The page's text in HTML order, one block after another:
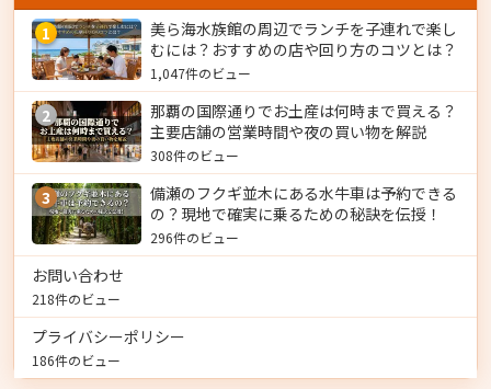
1
美ら海水族館の周辺でランチを子連れで楽し
むには？おすすめの店や回り方のコツとは？
1,047件のビュー
2
那覇の国際通りでお土産は何時まで買える？
主要店舗の営業時間や夜の買い物を解説
308件のビュー
3
備瀬のフクギ並木にある水牛車は予約できる
の？現地で確実に乗るための秘訣を伝授！
296件のビュー
お問い合わせ
218件のビュー
プライバシーポリシー
186件のビュー